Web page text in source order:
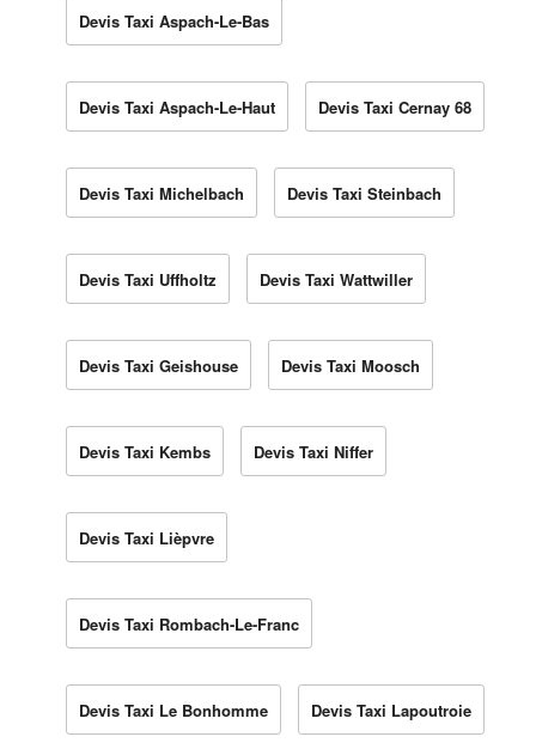
Devis Taxi Aspach-Le-Bas
Devis Taxi Aspach-Le-Haut Devis Taxi Cernay 68
Devis Taxi Michelbach Devis Taxi Steinbach
Devis Taxi Uffholtz Devis Taxi Wattwiller
Devis Taxi Geishouse Devis Taxi Moosch
Devis Taxi Kembs Devis Taxi Niffer
Devis Taxi Lièpvre
Devis Taxi Rombach-Le-Franc
Devis Taxi Le Bonhomme Devis Taxi Lapoutroie